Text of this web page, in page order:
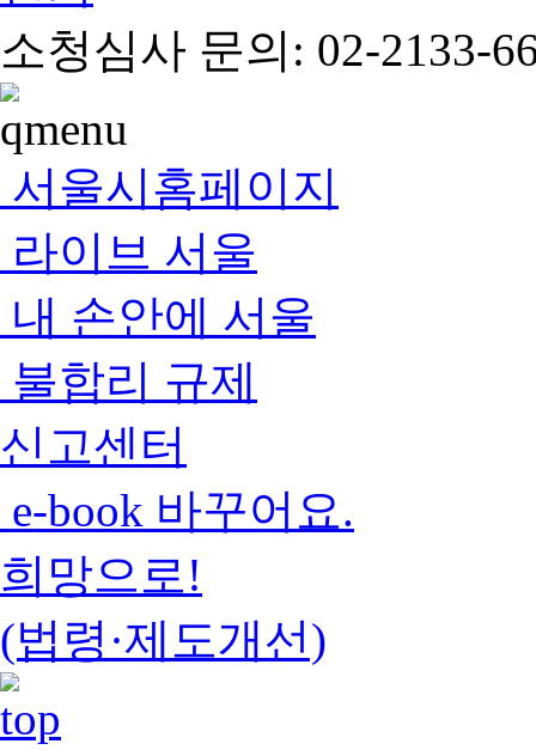
소청심사 문의: 02-2133-
서울시홈페이지
라이브 서울
내 손안에 서울
불합리 규제
신고센터
e-book 바꾸어요.
희망으로!
(법령·제도개선)